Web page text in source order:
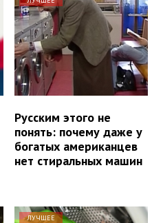
Русским этого не
понять: почему даже у
богатых американцев
нет стиральных машин
ЛУЧШЕЕ